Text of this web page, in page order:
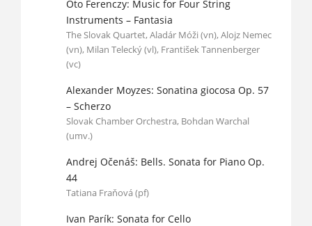
Oto Ferenczy: Music for Four String
Instruments – Fantasia
The Slovak Quartet, Aladár Móži (vn), Alojz Nemec
(vn), Milan Telecký (vl), František Tannenberger
(vc)
Alexander Moyzes: Sonatina giocosa Op. 57
– Scherzo
Slovak Chamber Orchestra, Bohdan Warchal
(umv.)
Andrej Očenáš: Bells. Sonata for Piano Op.
44
Tatiana Fraňová (pf)
Ivan Parík: Sonata for Cello